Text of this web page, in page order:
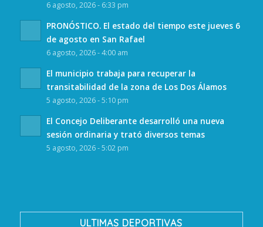
6 agosto, 2026 - 6:33 pm
PRONÓSTICO. El estado del tiempo este jueves 6
de agosto en San Rafael
6 agosto, 2026 - 4:00 am
El municipio trabaja para recuperar la
transitabilidad de la zona de Los Dos Álamos
5 agosto, 2026 - 5:10 pm
El Concejo Deliberante desarrolló una nueva
sesión ordinaria y trató diversos temas
5 agosto, 2026 - 5:02 pm
ULTIMAS DEPORTIVAS